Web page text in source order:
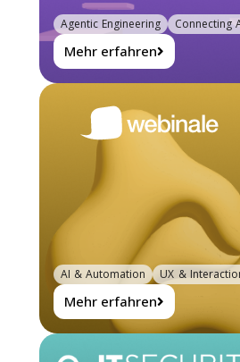
Mehr erfahren
Agentic Engineering Connecting
Mehr erfahren
AI & Automation UX &